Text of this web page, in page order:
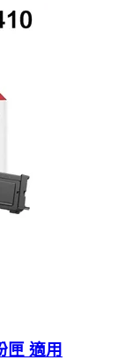
匣 適用